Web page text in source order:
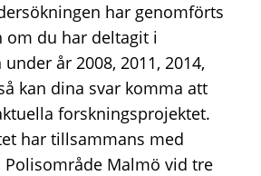
har genomförts
om du har deltagit i
år 2008, 2011, 2014,
kan dina svar komma att
forskningsprojektet.
har tillsammans med
Malmö vid tre